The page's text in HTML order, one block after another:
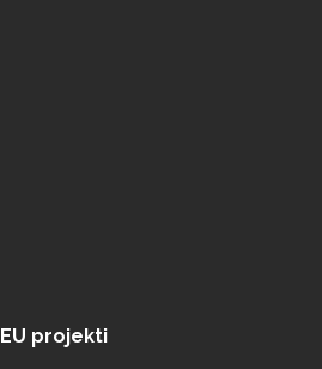
EU projekti